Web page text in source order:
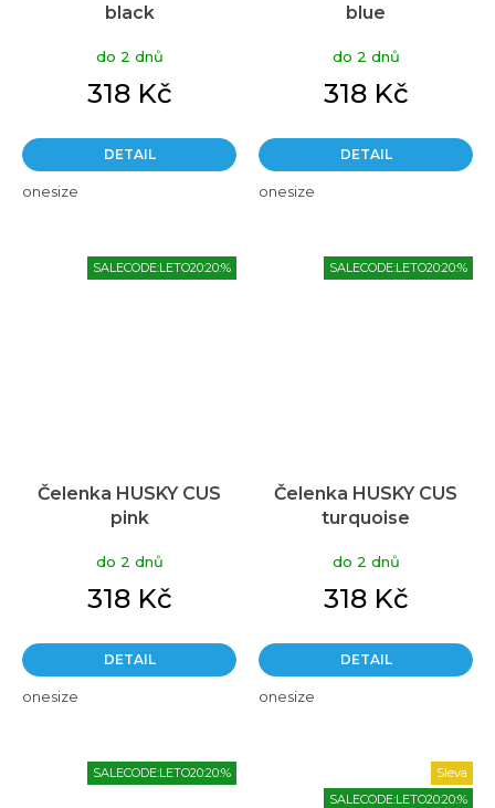
black
do 2 dnů
318 Kč
DETAIL
onesize
blue
do 2 dnů
318 Kč
DETAIL
onesize
SALECODE:LETO20:20:%
Čelenka HUSKY CUS
pink
do 2 dnů
318 Kč
DETAIL
onesize
SALECODE:LETO20:20:%
Čelenka HUSKY CUS
turquoise
do 2 dnů
318 Kč
DETAIL
onesize
SALECODE:LETO20:20:%
Sleva
SALECODE:LETO20:20:%